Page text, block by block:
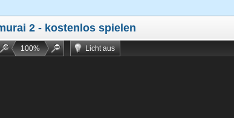
2 - kostenlos spielen
100% Licht aus